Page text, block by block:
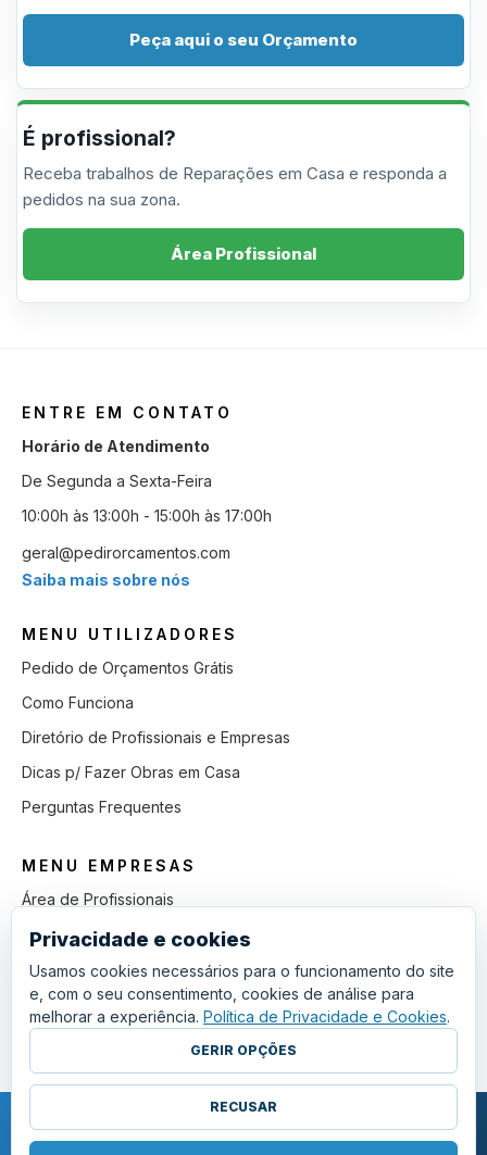
Peça aqui o seu Orçamento
É profissional?
Receba trabalhos de Reparações em Casa e responda a
pedidos na sua zona.
Área Profissional
ENTRE EM CONTATO
Horário de Atendimento
De Segunda a Sexta-Feira
10:00h às 13:00h - 15:00h às 17:00h
geral@pedirorcamentos.com
Saiba mais sobre nós
MENU UTILIZADORES
Pedido de Orçamentos Grátis
Como Funciona
Diretório de Profissionais e Empresas
Dicas p/ Fazer Obras em Casa
Perguntas Frequentes
MENU EMPRESAS
Área de Profissionais
Como Funciona
Lista de Pedidos em Aberto
Como Ganhar mais Obras
Perguntas Frequentes
COPYRIGHT © 2011 - 2026 SGSI. TODOS OS DIREITOS RESERVADOS.
Privacidade e cookies
Usamos cookies necessários para o funcionamento do site
e, com o seu consentimento, cookies de análise para
melhorar a experiência. Política de Privacidade e Cookies.
GERIR OPÇÕES
RECUSAR